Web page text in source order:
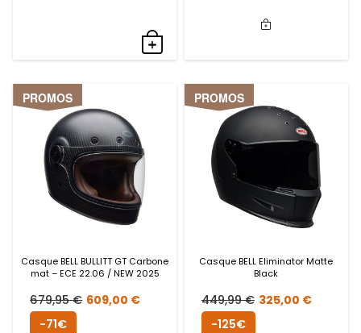
PROMOS
Casque BELL BULLITT GT Carbone
mat – ECE 22.06 / NEW 2025
679,95€ Le
609,00 €Le
-71€
PROMOS
Casque BELL Eliminator Matte
Black
449,99€ Le
325,00 €Le
-125€